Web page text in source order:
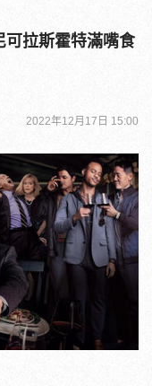
可拉斯霍特滿嘴食
2022年12月17日 15:00